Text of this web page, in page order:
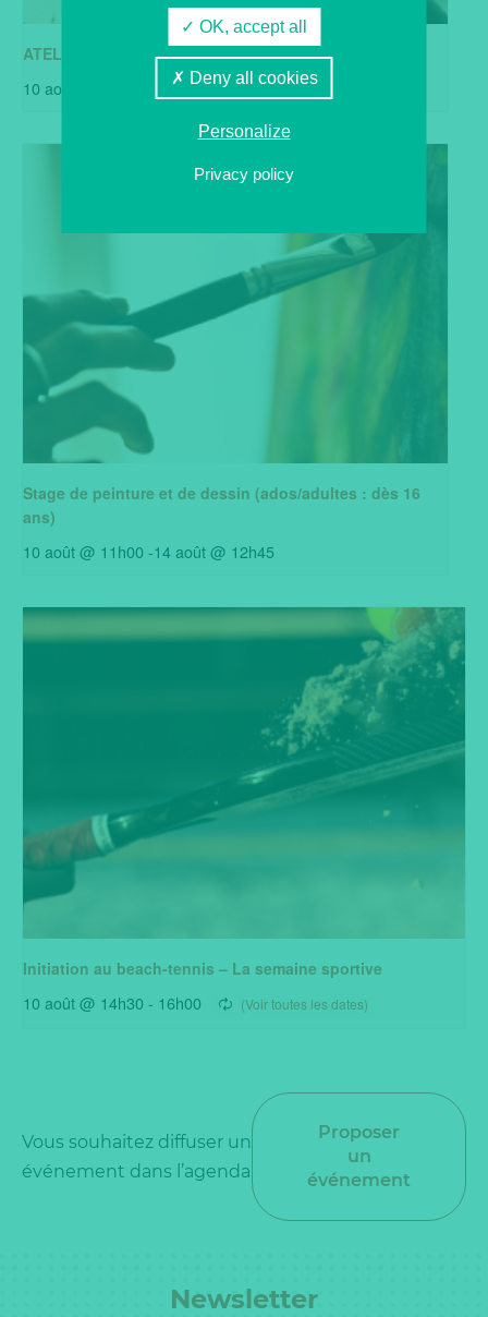
ATELIERS CREATION chez LUDOTERRE
10 août @ 10h00 14 août @ 18h30
Stage de peinture et de dessin (ados/adultes : dès 16
ans)
10 août @ 11h00 -14 août @ 12h45
Initiation au beach-tennis – La semaine sportive
10 août @ 14h30 - 16h00
Vous souhaitez diffuser un
événement dans l’agenda
Proposer
un
événement
Newsletter
OK, accept all
Deny all cookies
Personalize
Privacy policy